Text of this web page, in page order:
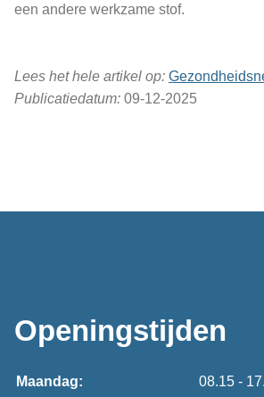
een andere werkzame stof.
Lees het hele artikel op:
Publicatiedatum: 09-12-2025
Openingstijden
Maandag:
08.15 -